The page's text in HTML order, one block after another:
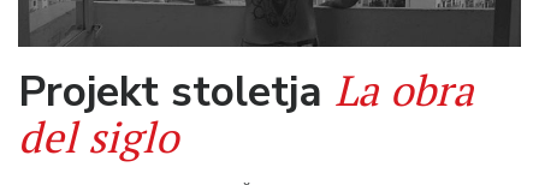
Projekt stoletja La obra
del siglo